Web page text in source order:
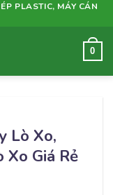
PLASTIC, MÁY CÁN
0
Lò Xo,
Xo Giá Rẻ